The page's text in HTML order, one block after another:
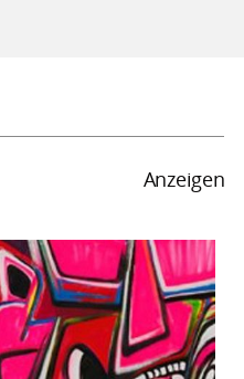
Anzeigen